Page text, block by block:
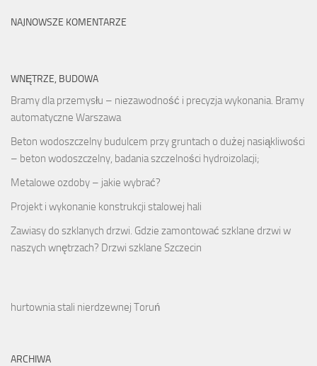
NAJNOWSZE KOMENTARZE
WNĘTRZE, BUDOWA
Bramy dla przemysłu – niezawodność i precyzja wykonania. Bramy
automatyczne Warszawa
Beton wodoszczelny budulcem przy gruntach o dużej nasiąkliwości
– beton wodoszczelny, badania szczelności hydroizolacji;
Metalowe ozdoby – jakie wybrać?
Projekt i wykonanie konstrukcji stalowej hali
Zawiasy do szklanych drzwi. Gdzie zamontować szklane drzwi w
naszych wnętrzach? Drzwi szklane Szczecin
hurtownia stali nierdzewnej Toruń
ARCHIWA